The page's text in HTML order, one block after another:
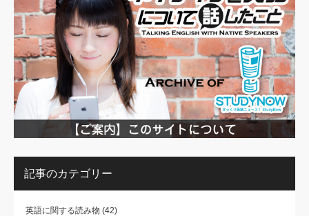
記事のカテゴリー
英語に関する読み物 (42)